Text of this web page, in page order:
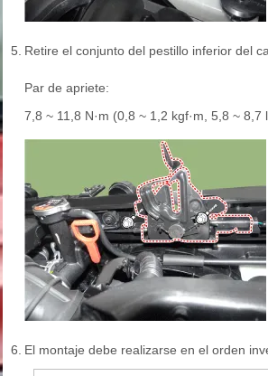
5. Retire el conjunto del pestillo inferior del
Par de apriete:
7,8 ~ 11,8 N·m (0,8 ~ 1,2 kgf·m, 5,8 ~ 8,7
6. El montaje debe realizarse en el orden